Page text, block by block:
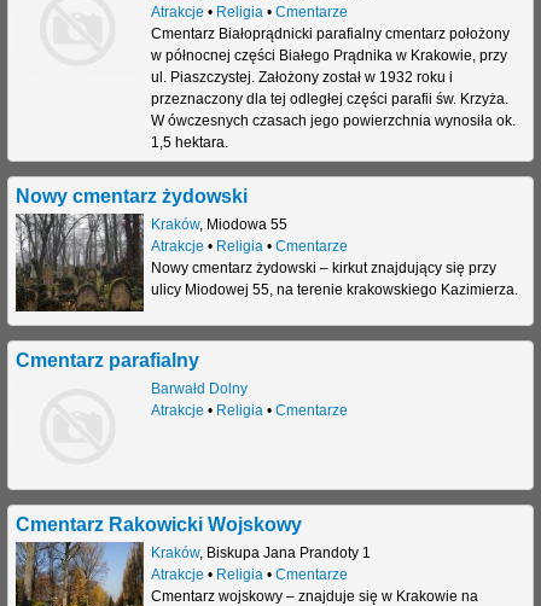
Atrakcje • Religia• Cmentarze
Cmentarz Białoprądnicki parafialny cmentarz położony
w północnej części Białego Prądnika w Krakowie, przy
ul. Piaszczystej. Założony został w 1932 roku i
przeznaczony dla tej odległej części parafii św. Krzyża.
W ówczesnych czasach jego powierzchnia wynosiła ok.
1,5 hektara.
Nowy cmentarz żydowski
Kraków, Miodowa 55
Atrakcje • Religia • Cmentarze
Nowy cmentarz żydowski – kirkut znajdujący się przy
ulicy Miodowej 55, na terenie krakowskiego Kazimierza.
Cmentarz parafialny
Barwałd Dolny
Atrakcje • Religia • Cmentarze
Cmentarz Rakowicki Wojskowy
Kraków, Biskupa Jana Prandoty 1
Atrakcje • Religia • Cmentarze
Cmentarz wojskowy – znajduje się w Krakowie na